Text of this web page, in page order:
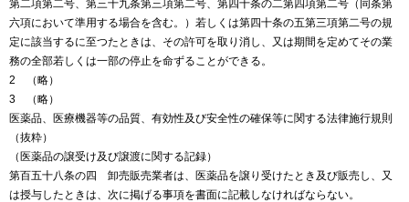
第二項第二号、第三十九条第三項第二号、第四十条の二第四項第二号（同条第
六項において準用する場合を含む。）若しくは第四十条の五第三項第二号の規
定に該当するに至つたときは、その許可を取り消し、又は期間を定めてその業
務の全部若しくは一部の停止を命ずることができる。
2 （略）
3 （略）
医薬品、医療機器等の品質、有効性及び安全性の確保等に関する法律施行規則
（抜粋）
（医薬品の譲受け及び譲渡に関する記録）
第百五十八条の四 卸売販売業者は、医薬品を譲り受けたとき及び販売し、又
は授与したときは、次に掲げる事項を書面に記載しなければならない。